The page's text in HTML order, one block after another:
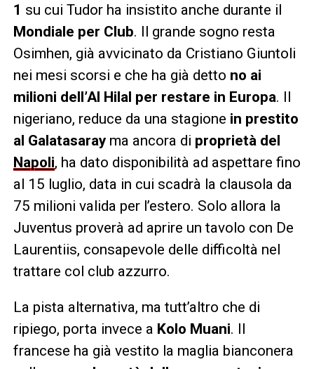
1 su cui Tudor ha insistito anche durante il
Mondiale per Club. Il grande sogno resta
Osimhen, già avvicinato da Cristiano Giuntoli
nei mesi scorsi e che ha già detto no ai
milioni dell’Al Hilal per restare in Europa. Il
nigeriano, reduce da una stagione in prestito
al Galatasarayma ancora di proprietà del
Napoli, ha dato disponibilità ad aspettare fino
al 15 luglio, data in cui scadrà la clausola da
75 milioni valida per l’estero. Solo allora la
Juventus proverà ad aprire un tavolo con De
Laurentiis, consapevole delle difficoltà nel
trattare col club azzurro.
La pista alternativa, ma tutt’altro che di
ripiego, porta invece a Kolo Muani. Il
francese ha già vestito la maglia bianconera